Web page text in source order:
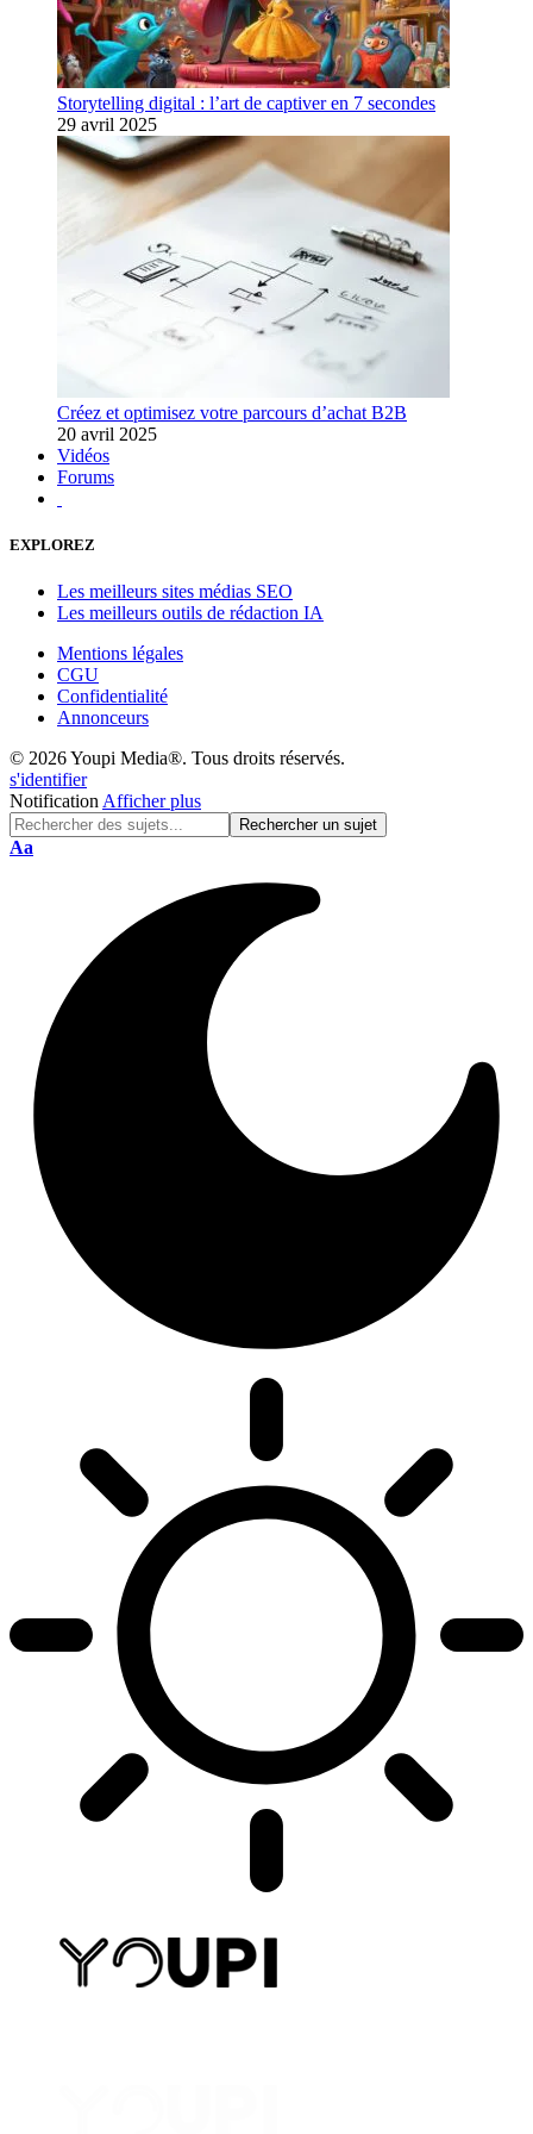
Storytelling digital : l’art de captiver en 7 secondes
29 avril 2025
Créez et optimisez votre parcours d’achat B2B
20 avril 2025
Vidéos
Forums
EXPLOREZ
Les meilleurs sites médias SEO
Les meilleurs outils de rédaction IA
Mentions légales
CGU
Confidentialité
Annonceurs
© 2026 Youpi Media®. Tous droits réservés.
s'identifier
Notification Afficher plus
Réinitialisation
Aa